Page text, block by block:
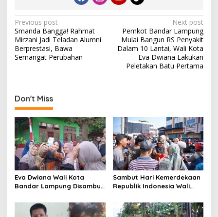
P
o
s
t
a
v
i
g
a
t
i
o
n
Previous post
Smanda Bangga! Rahmat
Mirzani Jadi Teladan Alumni
Berprestasi, Bawa
Semangat Perubahan
Next post
Pemkot Bandar Lampung
Mulai Bangun RS Penyakit
Dalam 10 Lantai, Wali Kota
Eva Dwiana Lakukan
Peletakan Batu Pertama
Don't Miss
Eva Dwiana Wali Kota
Bandar Lampung Disambut
Warga RT 09 Perumnas
Way Kandis
Sambut Hari Kemerdekaan
Republik Indonesia Wali
Bagikan Bendera Merah
Putih ke Warga